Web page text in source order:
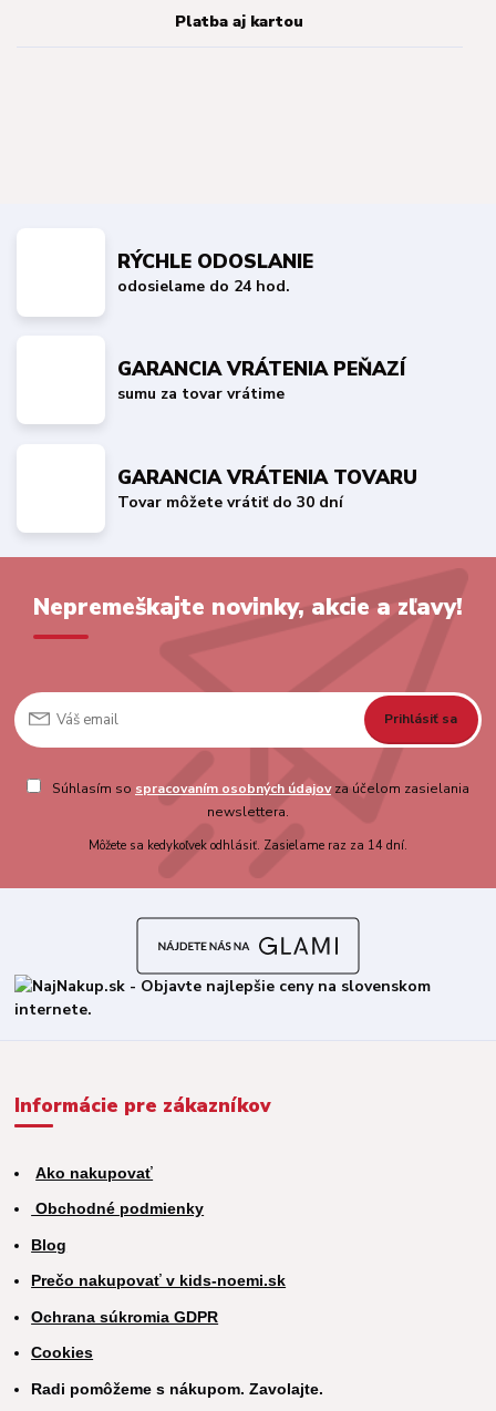
Platba aj kartou
RÝCHLE ODOSLANIE
odosielame do 24 hod.
GARANCIA VRÁTENIA PEŇAZÍ
sumu za tovar vrátime
GARANCIA VRÁTENIA TOVARU
Tovar môžete vrátiť do 30 dní
Nepremeškajte novinky, akcie a zľavy!
Prihlásiť sa
Súhlasím so spracovaním osobných údajovza účelom zasielania
newslettera.
Môžete sa kedykoľvek odhlásiť. Zasielame raz za 14 dní.
Informácie pre zákazníkov
Ako nakupovať
Obchodné podmienky
Blog
Prečo nakupovať v kids-noemi.sk
Ochrana súkromia GDPR
Cookies
Radi pomôžeme s nákupom. Zavolajte.